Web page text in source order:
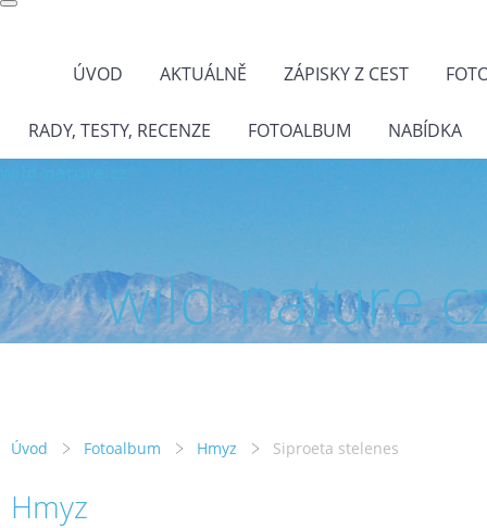
ÚVOD AKTUÁLNĚ ZÁPISKY Z CEST
RADY, TESTY, RECENZE FOTOALBUM NABÍDKA
wild-
Úvod Fotoalbum Hmyz Siproeta stelenes
Hmyz